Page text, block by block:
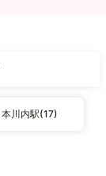
本川内駅(17)